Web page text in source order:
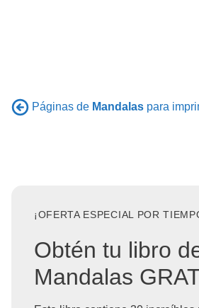
Páginas de Mandalas para
¡OFERTA ESPECIAL POR
Obtén tu libro
Mandalas